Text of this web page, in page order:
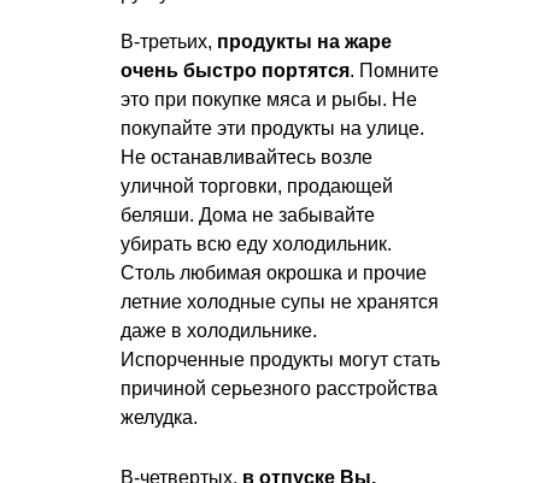
В-третьих, продукты на жаре
очень быстро портятся. Помните
это при покупке мяса и рыбы. Не
покупайте эти продукты на улице.
Не останавливайтесь возле
уличной торговки, продающей
беляши. Дома не забывайте
убирать всю еду холодильник.
Столь любимая окрошка и прочие
летние холодные супы не хранятся
даже в холодильнике.
Испорченные продукты могут стать
причиной серьезного расстройства
желудка.
В-четвертых, в отпуске Вы,